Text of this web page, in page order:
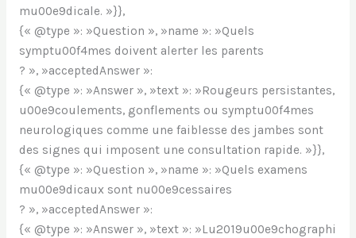
mu00e9dicale. »}},
{« @type »: »Question », »name »: »Quels
symptu00f4mes doivent alerter les parents
? », »acceptedAnswer »:
{« @type »: »Answer », »text »: »Rougeurs persistantes,
u00e9coulements, gonflements ou symptu00f4mes
neurologiques comme une faiblesse des jambes sont
des signes qui imposent une consultation rapide. »}},
{« @type »: »Question », »name »: »Quels examens
mu00e9dicaux sont nu00e9cessaires
? », »acceptedAnswer »:
{« @type »: »Answer », »text »: »Lu2019u00e9chographi